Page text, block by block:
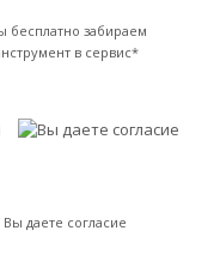
бесплатно забираем
в сервис*
Вы даете согласие